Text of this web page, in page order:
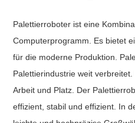
Palettierroboter ist eine
Computerprogramm. Es bietet
für die moderne Produktion.
Palettierindustrie weit
Arbeit und Platz. Der
effizient, stabil und effizient. In